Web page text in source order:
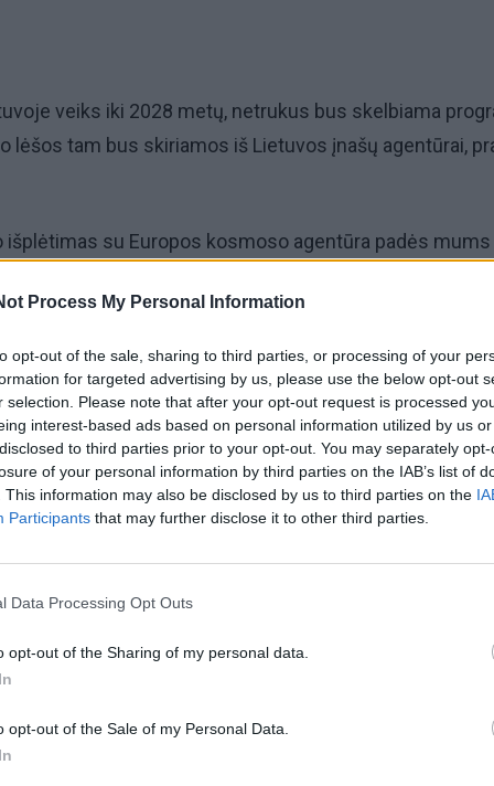
Process My Personal Information
opt-out of the sale, sharing to third parties, or processing of your
for targeted advertising by us, please use the below opt-out
selection. Please note that after your opt-out request is processed
interest-based ads based on personal information utilized by us
to third parties prior to your opt-out. You may separately
of your personal information by third parties on the IAB’s list of
This information may also be disclosed by us to third parties on the
Participants that may further disclose it to other third parties.
Data Processing Opt Outs
opt-out of the Sharing of my personal data.
opt-out of the Sale of my Personal Data.
veiks iki 2028 metų, netrukus bus skelbiama
lėšos tam bus skiriamos iš Lietuvos įnašų agentūrai,
išplėtimas su Europos kosmoso agentūra padės mums
Edvinas Grikšas.
mokiniai galės galės dalyvauti įvairiose edukacinėse
su kosmoso sektoriaus ekspertais,
pažinti kosmoso technologijas bei gamtos mokslų,
ir matematikos disciplinas.
ir stažuotėse.
Europos valstybių. Jos tikslas – pasitelkiant
susidomėjimą STEAM disciplinomis bei suteikti